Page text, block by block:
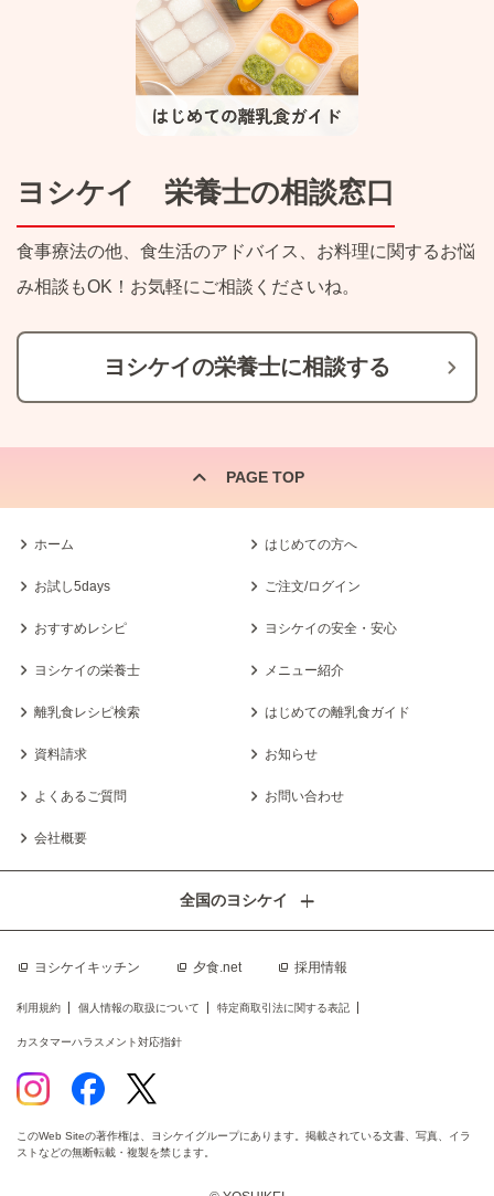
ヨシケイ 栄養士の相談窓口
食事療法の他、食生活のアドバイス、お料理に関するお悩
み相談もOK！お気軽にご相談くださいね。
ヨシケイの栄養士に相談する
PAGE TOP
ホーム はじめての方へ
お試し5days ご注文/ログイン
おすすめレシピ ヨシケイの安全・安心
ヨシケイの栄養士 メニュー紹介
離乳食レシピ検索 はじめての離乳食ガイド
資料請求 お知らせ
よくあるご質問 お問い合わせ
会社概要
ヨシケイキッチン 夕食.net 採用情報
全国のヨシケイ
利用規約 個人情報の取扱について 特定商取引法に関する表記
カスタマーハラスメント対応指針
このWeb Siteの著作権は、ヨシケイグループにあります。掲載されている文書、写真、イラ
ストなどの無断転載・複製を禁じます。